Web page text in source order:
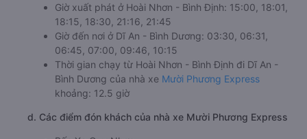
Giờ xuất phát ở Hoài Nhơn - Bình Định: 15:00, 18:01,
18:15, 18:30, 21:16, 21:45
Giờ đến nơi ở Dĩ An - Bình Dương: 03:30, 06:31,
06:45, 07:00, 09:46, 10:15
Thời gian chạy từ Hoài Nhơn - Bình Định đi Dĩ An -
Bình Dương của nhà xe Mười Phương Express
khoảng: 12.5 giờ
d. Các điểm đón khách của nhà xe Mười Phương Express